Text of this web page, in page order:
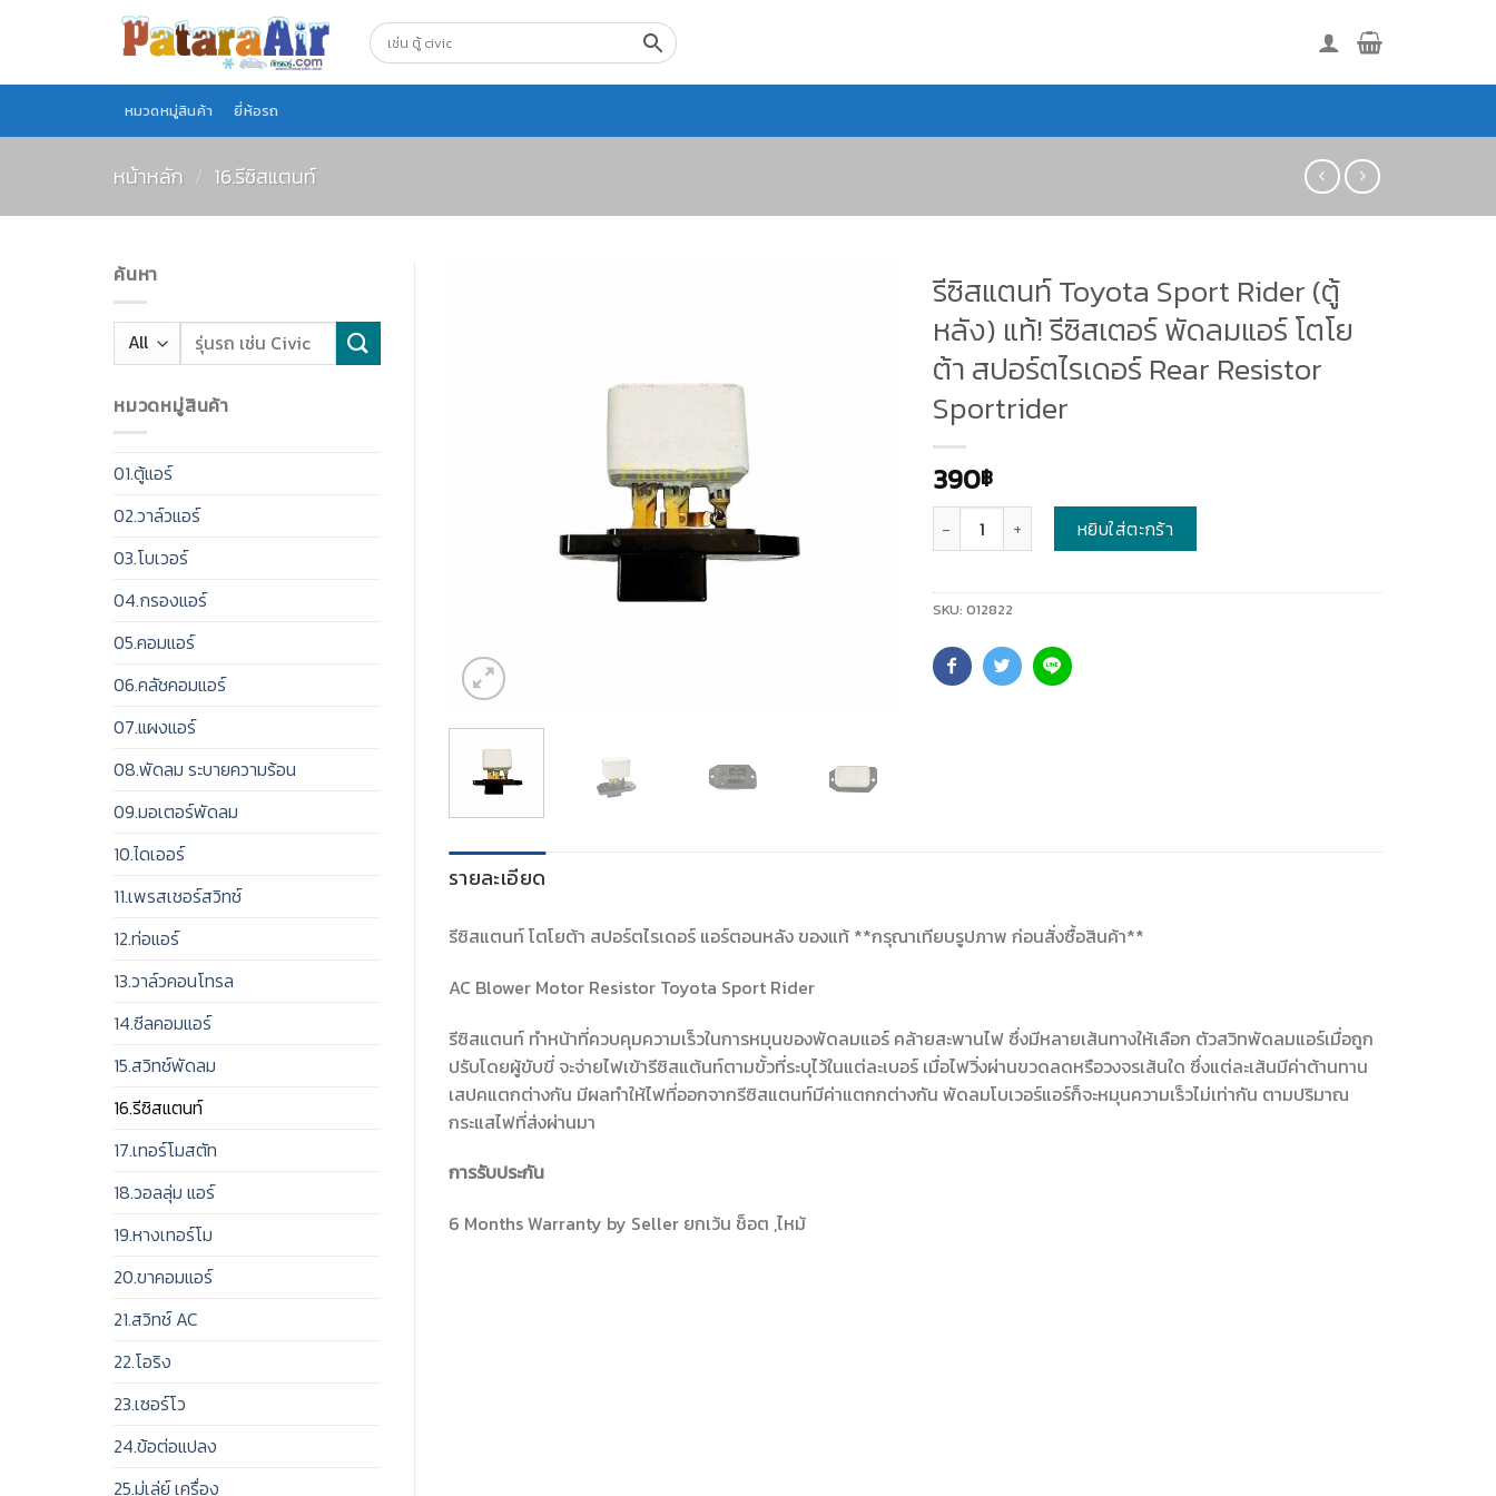
หมวดหมู่สินค้า ยี่ห้อรถ
หน้าหลัก / 16.รีซิสแตนท์
ค้นหา
หมวดหมู่สินค้า
01.ตู้แอร์
02.วาล์วแอร์
03.โบเวอร์
04.กรองแอร์
05.คอมแอร์
06.คลัชคอมแอร์
07.แผงแอร์
08.พัดลม ระบายความร้อน
09.มอเตอร์พัดลม
10.ไดเออร์
11.เพรสเชอร์สวิทช์
12.ท่อแอร์
13.วาล์วคอนโทรล
14.ซีลคอมแอร์
15.สวิทช์พัดลม
16.รีซิสแตนท์
17.เทอร์โมสตัท
18.วอลลุ่ม แอร์
19.หางเทอร์โม
20.ขาคอมแอร์
21.สวิทช์ AC
22.โอริง
23.เซอร์โว
24.ข้อต่อแปลง
25.มู่เล่ย์ เครื่อง
รีซิสแตนท์ Toyota Sport Rider (ตู้
หลัง) แท้! รีซิสเตอร์ พัดลมแอร์ โตโย
ต้า สปอร์ตไรเดอร์ Rear Resistor
Sportrider
390฿
หยิบใส่ตะกร้า
SKU: 012822
รายละเอียด
รีซิสแตนท์ โตโยต้า สปอร์ตไรเดอร์ แอร์ตอนหลัง ของแท้ **กรุณาเทียบรูปภาพ ก่อนสั่งซื้อสินค้า**
AC Blower Motor Resistor Toyota Sport Rider
รีซิสแตนท์ ทำหน้าที่ควบคุมความเร็วในการหมุนของพัดลมแอร์ คล้ายสะพานไฟ ซึ่งมีหลายเส้นทางให้เลือก ตัวสวิทพัดลมแอร์เมื่อถูก
ปรับโดยผู้ขับขี่ จะจ่ายไฟเข้ารีซิสแต้นท์ตามขั้วที่ระบุไว้ในแต่ละเบอร์ เมื่อไฟวิ่งผ่านขวดลดหรือวงจรเส้นใด ซึ่งแต่ละเส้นมีค่าต้านทาน
เสปคแตกต่างกัน มีผลทำให้ไฟที่ออกจากรีซิสแตนท์มีค่าแตกกต่างกัน พัดลมโบเวอร์แอร์ก็จะหมุนความเร็วไม่เท่ากัน ตามปริมาณ
กระแสไฟที่ส่งผ่านมา
การรับประกัน
6 Months Warranty by Seller ยกเว้น ช็อต ,ไหม้